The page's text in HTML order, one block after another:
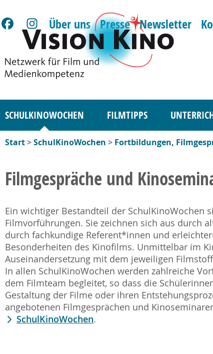
Über uns Presse Newsletter
SCHULKINOWOCHEN FILMTIPPS
Start>SchulKinoWochen > Fortbildungen,
Filmgespräche und
Ein wichtiger Bestandteil der
Filmvorführungen. Sie zeichnen sich aus durch
durch fachkundige Referent*innen und
Besonderheiten des Kinofilms. Unmittelbar im
Auseinandersetzung mit dem jeweiligen
In allen SchulKinoWochen werden zahlreiche
dem Filmteam begleitet, so dass die
Gestaltung der Filme oder ihren
angebotenen Filmgesprächen und
SchulKinoWochen.